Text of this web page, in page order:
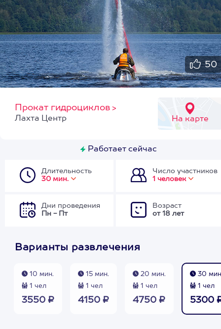
50
Прокат гидроциклов >
На карте
Лахта Центр
Работает сейчас
Длительность
30 мин.
Число участников
1 человек
Дни проведения
Пн - Пт
Возраст
от 18 лет
Варианты развлечения
10 мин.
1 чел
3550 ₽
15 мин.
1 чел
4150 ₽
20 мин.
1 чел
4750 ₽
30
1 чел
5300